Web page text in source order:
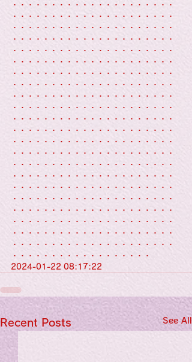
・・・・・・・・・・・・・・・・・・・・・
・・・・・・・・・・・・・・・・・・・・・
・・・・・・・・・・・・・・・・・・・・・
・・・・・・・・・・・・・・・・・・・・・
・・・・・・・・・・・・・・・・・・・・・
・・・・・・・・・・・・・・・・・・・・・
・・・・・・・・・・・・・・・・・・・・・
・・・・・・・・・・・・・・・・・・・・・
・・・・・・・・・・・・・・・・・・・・・
・・・・・・・・・・・・・・・・・・・・・
・・・・・・・・・・・・・・・・・・・・・
・・・・・・・・・・・・・・・・・・・・・
・・・・・・・・・・・・・・・・・・・・・
・・・・・・・・・・・・・・・・・・・・・
・・・・・・・・・・・・・・・・・・・・・
・・・・・・・・・・・・・・・・・・・・・
・・・・・・・・・・・・・・・・・・・・・
・・・・・・・・・・・・・・・・・・・・・
・・・・・・・・・・・・・・・・・・・・・
・・・・・・・・・・・・・・・・・・・・・
・・・・・・・・・・・・・・・・・・・・・
・・・・・・・・・・・・・・・・・・・・・
・・・・・・・・・・・・・・・・・・
2024-01-22 08:17:22
Recent Posts See All